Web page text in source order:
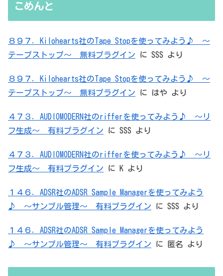
こめんと
８９７．Kilohearts社のTape Stopを使ってみよう♪ ～
テープストップ～ 無料プラグイン に SSS より
８９７．Kilohearts社のTape Stopを使ってみよう♪ ～
テープストップ～ 無料プラグイン に はや より
４７３．AUDIOMODERN社のrifferを使ってみよう♪ ～リ
フ生成～ 有料プラグイン に SSS より
４７３．AUDIOMODERN社のrifferを使ってみよう♪ ～リ
フ生成～ 有料プラグイン に K より
１４６．ADSR社のADSR Sample Managerを使ってみよう
♪ ～サンプル管理～ 有料プラグイン に SSS より
１４６．ADSR社のADSR Sample Managerを使ってみよう
♪ ～サンプル管理～ 有料プラグイン に 匿名 より